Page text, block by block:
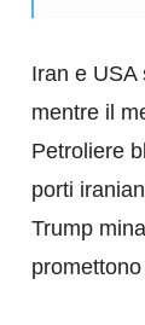
Iran e USA
mentre il
Petroliere
porti
Trump